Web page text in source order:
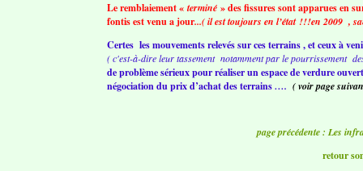
Le remblaiement « terminé » des fissures sont apparues en
fontis est venu a jour...( il est toujours en l’état !!!en 2009 ,
Certes les mouvements relevés sur ces terrains , et ceux à
( c'est-à-dire leur tassement notamment par le pourrissement
de problème sérieux pour réaliser un espace de verdure
négociation du prix d’achat des terrains…. ( voir page
page précédente : Les
retour